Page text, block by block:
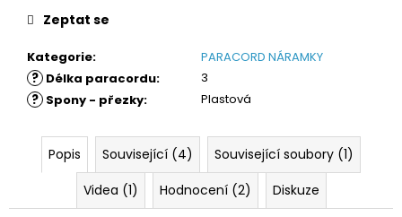
Kategorie: PARACORD NÁRAMKY
? Délka paracordu: 3
? Spony - přezky: Plastová
Zeptat se
Popis Související (4)
Související soubory (1)
Videa (1)
Hodnocení (2) Diskuze